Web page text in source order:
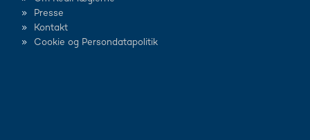
Presse
Kontakt
Cookie og Persondatapolitik